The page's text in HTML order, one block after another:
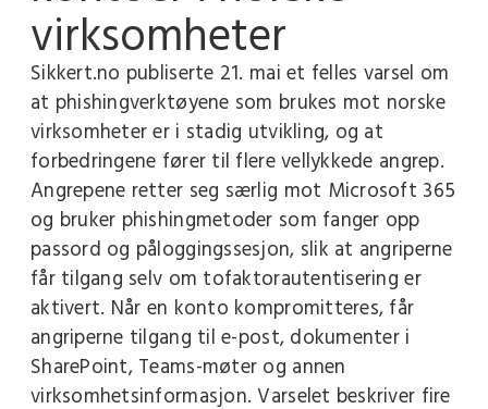
virksomheter
Sikkert.no publiserte 21. mai et felles varsel om
at phishingverktøyene som brukes mot norske
virksomheter er i stadig utvikling, og at
forbedringene fører til flere vellykkede angrep.
Angrepene retter seg særlig mot Microsoft 365
og bruker phishingmetoder som fanger opp
passord og påloggingssesjon, slik at angriperne
får tilgang selv om tofaktorautentisering er
aktivert. Når en konto kompromitteres, får
angriperne tilgang til e-post, dokumenter i
SharePoint, Teams-møter og annen
virksomhetsinformasjon. Varselet beskriver fire